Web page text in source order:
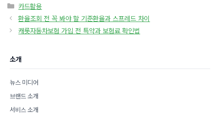
카
테
리
카드활용
환율조회 전 꼭 봐야 할 기준환율과 스프레드 차이
캐롯자동차보험 가입 전 특약과 보험료 확인법
소개
뉴스 미디어
브랜드 소개
서비스 소개